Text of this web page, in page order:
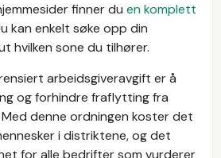
finner du en komplett
kan enkelt søke opp din
hvilken sone du tilhører.
arbeidsgiveravgift er å
og forhindre fraflytting fra
denne ordningen koster det
i distriktene, og det
for alle bedrifter som vurderer